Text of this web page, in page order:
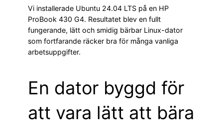
Vi installerade Ubuntu 24.04 LTS på en HP
ProBook 430 G4. Resultatet blev en fullt
fungerande, lätt och smidig bärbar Linux-dator
som fortfarande räcker bra för många vanliga
arbetsuppgifter.
En dator byggd för
att vara lätt att bära